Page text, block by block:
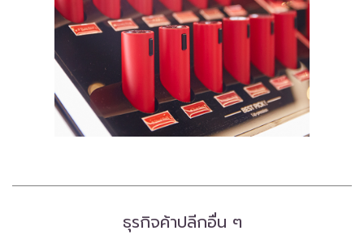
ธุรกิจค้าปลีกอื่น ๆ